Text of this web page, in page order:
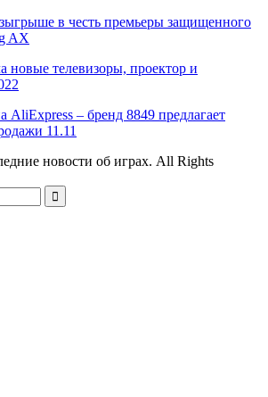
в честь премьеры защищенного
AX
новые телевизоры, проектор и
AliExpress – бренд 8849 предлагает
11.11
новости об играх. All Rights